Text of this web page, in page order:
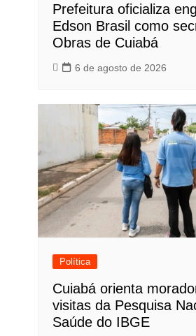
Prefeitura oficializa
Edson Brasil como
Obras de Cuiabá
6 de agosto de 2026
Política
Cuiabá orienta
visitas da Pesquisa
Saúde do IBGE